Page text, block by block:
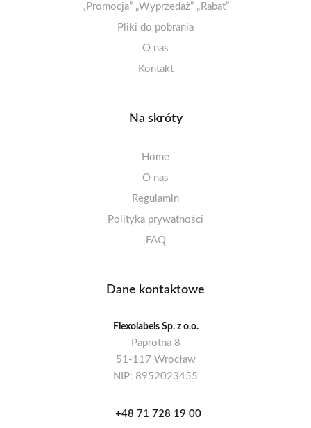
Arkusze A5/A6
„Promocja” „Wyprzedaż” „Rabat”
Pliki do pobrania
O nas
Kontakt
Na skróty
Home
O nas
Regulamin
Polityka prywatności
FAQ
Dane kontaktowe
Flexolabels Sp. z o.o.
Paprotna 8
51-117 Wrocław
NIP: 8952023455
+48 71 728 19 00